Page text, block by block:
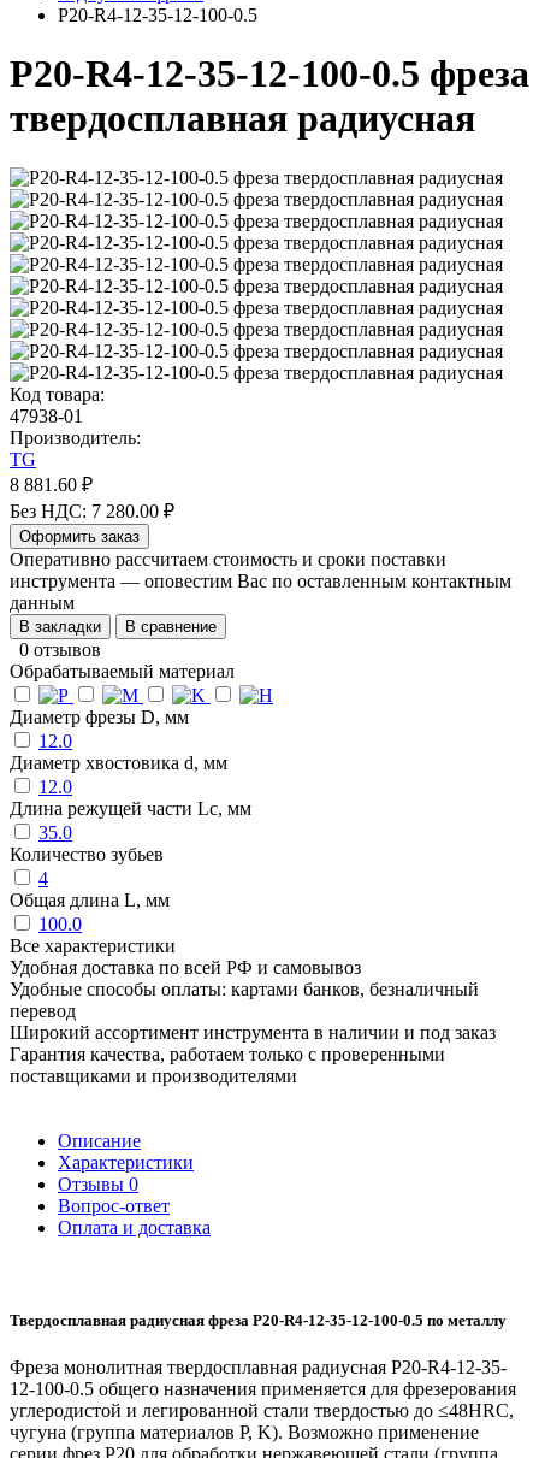
P20-R4-12-35-12-100-0.5
P20-R4-12-35-12-100-0.5 фреза
твердосплавная радиусная
Код товара:
47938-01
Производитель:
TG
8 881.60 ₽
Без НДС: 7 280.00 ₽
Оформить заказ
Оперативно рассчитаем стоимость и сроки поставки
инструмента — оповестим Вас по оставленным контактным
данным
В закладки В сравнение
0 отзывов
Обрабатываемый материал
Диаметр фрезы D, мм
12.0
Диаметр хвостовика d, мм
12.0
Длина режущей части Lc, мм
35.0
Количество зубьев
4
Общая длина L, мм
100.0
Все характеристики
Удобная доставка по всей РФ и самовывоз
Удобные способы оплаты: картами банков, безналичный
перевод
Широкий ассортимент инструмента в наличии и под заказ
Гарантия качества, работаем только с проверенными
поставщиками и производителями
Описание
Характеристики
Отзывы 0
Вопрос-ответ
Оплата и доставка
Твердосплавная радиусная фреза P20-R4-12-35-12-100-0.5 по металлу
Фреза монолитная твердосплавная радиусная P20-R4-12-35-
12-100-0.5 общего назначения применяется для фрезерования
углеродистой и легированной стали твердостью до ≤48HRC,
чугуна (группа материалов P, K). Возможно применение